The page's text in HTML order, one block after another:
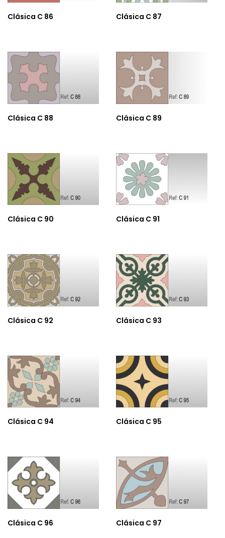
Clásica C 86 Clásica C 87
Clásica C 88 Clásica C 89
Clásica C 90 Clásica C 91
Clásica C 92 Clásica C 93
Clásica C 94 Clásica C 95
Clásica C 96 Clásica C 97